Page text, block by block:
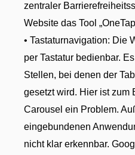
zentraler
Website das Tool
• Tastaturnavigation: Die
per Tastatur bedienbar.
Stellen, bei denen der
gesetzt wird. Hier ist zum
Carousel ein Problem.
eingebundenen
nicht klar erkennbar.